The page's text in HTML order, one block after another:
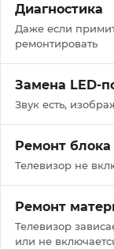
Диагностика
Даже если
ремонтировать
Замена LED-
Звук есть,
Ремонт блока
Телевизор не
Ремонт
Телевизор
или не